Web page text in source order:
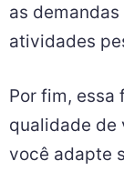
as
atividades
Por fim, essa
qualidade de
você adapte